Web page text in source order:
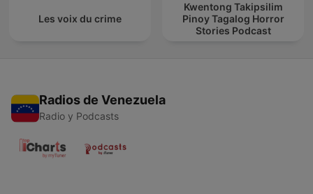
Les voix du crime
Kwentong Takipsilim
Pinoy Tagalog Horror
Stories Podcast
Radios de Venezuela
Radio y Podcasts